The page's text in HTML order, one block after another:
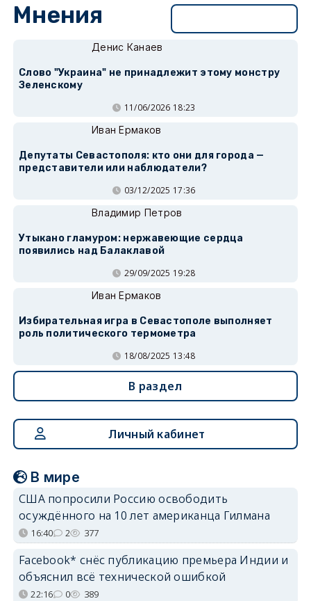
Мнения
Денис Канаев
Слово "Украина" не принадлежит этому монстру
Зеленскому
11/06/2026 18:23
Иван Ермаков
Депутаты Севастополя: кто они для города —
представители или наблюдатели?
03/12/2025 17:36
Владимир Петров
Утыкано гламуром: нержавеющие сердца
появились над Балаклавой
29/09/2025 19:28
Иван Ермаков
Избирательная игра в Севастополе выполняет
роль политического термометра
18/08/2025 13:48
В раздел
Личный кабинет
В мире
США попросили Россию освободить
осуждённого на 10 лет американца Гилмана
16:40 2 377
Facebook* снёс публикацию премьера Индии и
объяснил всё технической ошибкой
22:16 0 389